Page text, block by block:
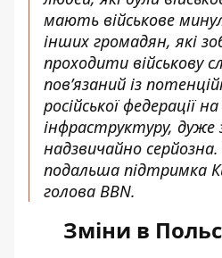
мають військове
інших громадян, які
проходити військову
пов’язаний із
російської федерації
інфраструктуру, дуже
надзвичайно
подальша підтримка
голова BBN.
Зміни в